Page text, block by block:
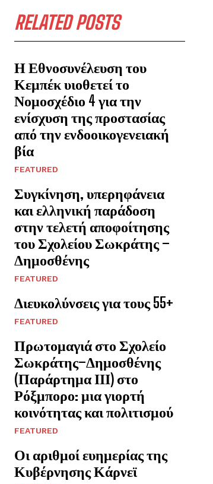
RELATED POSTS
Η Εθνοσυνέλευση του
Κεμπέκ υιοθετεί το
Νομοσχέδιο 4 για την
ενίσχυση της προστασίας
από την ενδοοικογενειακή
βία
FEATURED
Συγκίνηση, υπερηφάνεια
και ελληνική παράδοση
στην τελετή αποφοίτησης
του Σχολείου Σωκράτης –
Δημοσθένης
FEATURED
Διευκολύνσεις για τους 55+
FEATURED
Πρωτομαγιά στο Σχολείο
Σωκράτης–Δημοσθένης
(Παράρτημα ΙΙΙ) στο
Ρόξμπορο: μια γιορτή
κοινότητας και πολιτισμού
FEATURED
Οι αριθμοί ευημερίας της
Κυβέρνησης Κάρνεϊ